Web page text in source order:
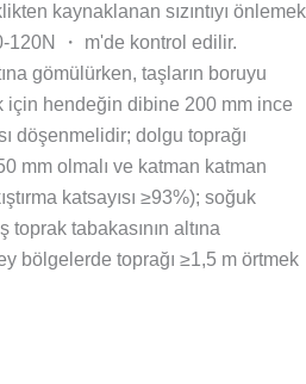
kaynaklanan sızıntıyı önlemek
120N ・ m'de kontrol edilir.
gömülürken, taşların boruyu
için hendeğin dibine 200 mm ince
döşenmelidir; dolgu toprağı
mm olmalı ve katman katman
katsayısı ≥93%); soğuk
toprak tabakasının altına
bölgelerde toprağı ≥1,5 m örtmek